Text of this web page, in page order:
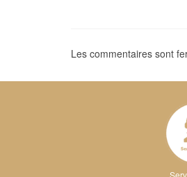
Les commentaires sont